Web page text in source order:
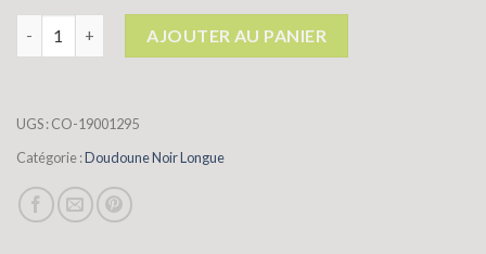
AJOUTER AU PANIER
UGS :CO-19001295
Catégorie :Doudoune Noir Longue